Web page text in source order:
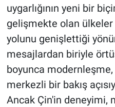
uygarlığının yeni bir
gelişmekte olan
yolunu genişlettiği
mesajlardan biriyle
boyunca modernleşme,
merkezli bir bakış
Ancak Çin'in deneyimi,